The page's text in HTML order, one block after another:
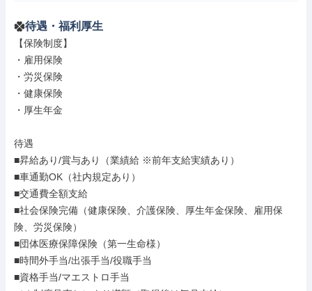
待遇・福利厚生
【保険制度】
・雇用保険
・労災保険
・健康保険
・厚生年金
待遇
■昇給あり/賞与あり（業績給 ※前年支給実績あり）
■車通勤OK（社内規定あり）
■交通費全額支給
■社会保険完備（健康保険、介護保険、厚生年金保険、雇用保
険、労災保険）
■団体医療保障保険（第一生命様）
■時間外手当/出張手当/役職手当
■資格手当/マエストロ手当